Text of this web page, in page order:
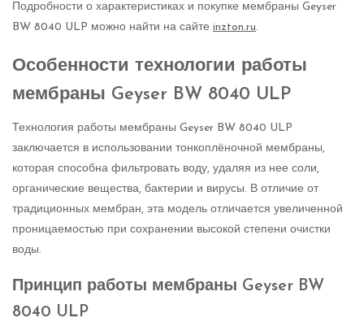
Подробности о характеристиках и покупке мембраны Geyser
BW 8040 ULP можно найти на сайте inzton.ru.
Особенности технологии работы
мембраны Geyser BW 8040 ULP
Технология работы мембраны Geyser BW 8040 ULP
заключается в использовании тонкоплёночной мембраны,
которая способна фильтровать воду, удаляя из нее соли,
органические вещества, бактерии и вирусы. В отличие от
традиционных мембран, эта модель отличается увеличенной
проницаемостью при сохранении высокой степени очистки
воды.
Принцип работы мембраны Geyser BW
8040 ULP